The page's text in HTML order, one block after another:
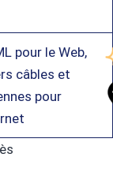
pour le Web,
câbles et
pour